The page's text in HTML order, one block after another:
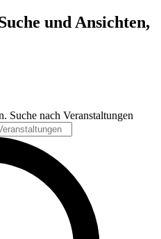
und Ansichten,
Suche nach Veranstaltungen